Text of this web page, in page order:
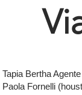
Tapia Bertha
Paola Fornelli